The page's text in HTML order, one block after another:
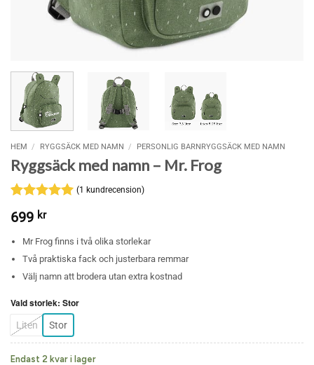
HEM / RYGGSÄCK MED NAMN / PERSONLIG BARNRYGGSÄCK MED NAMN
Ryggsäck med namn – Mr. Frog
Betygsatt
av 5
kundrecension
(1 kundrecension)
699 kr
Mr Frog finns i två olika storlekar
Två praktiska fack och justerbara remmar
Välj namn att brodera utan extra kostnad
Vald storlek: Stor
Liten Stor
Endast 2 kvar i lager